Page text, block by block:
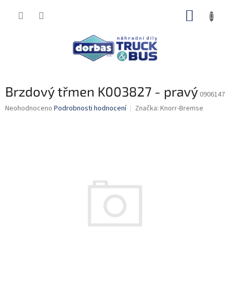
Brzdový třmen K003827 - pravý 0906147
Průměrné
Neohodnoceno Podrobnosti hodnocení Značka: Knorr-Bremse